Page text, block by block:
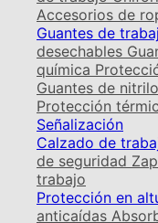
Accesorios de
Guantes de
desechables
química
Guantes de nitrilo
Protección
Señalización
Calzado de
de seguridad
trabajo
Protección en
anticaídas